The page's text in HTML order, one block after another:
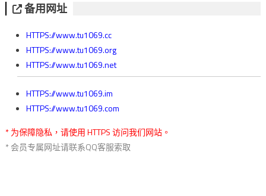
备用网址
HTTPS://www.tu1069.cc
HTTPS://www.tu1069.org
HTTPS://www.tu1069.net
HTTPS://www.tu1069.im
HTTPS://www.tu1069.com
* 为保障隐私，请使用 HTTPS 访问我们网站。
* 会员专属网址请联系QQ客服索取